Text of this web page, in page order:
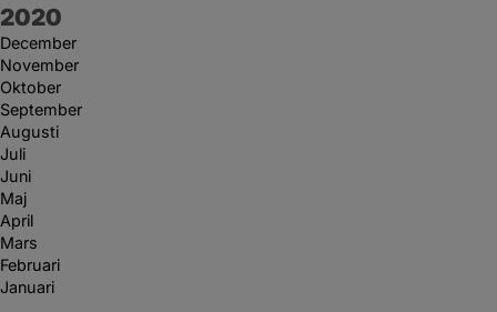
År:
2020
December
November
Oktober
September
Augusti
Juli
Juni
Maj
April
Mars
Februari
Januari